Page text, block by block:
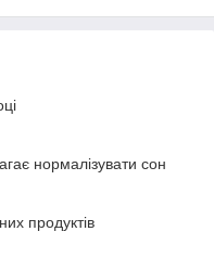
нормалізувати сон
продуктів